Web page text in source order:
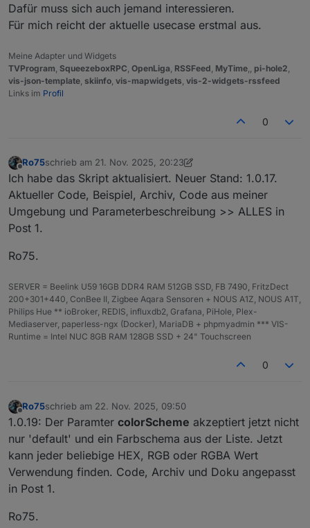
Dafür muss sich auch jemand interessieren.
Für mich reicht der aktuelle usecase erstmal aus.
Meine Adapter und Widgets
TVProgram SqueezeboxRPC OpenLiga RSSFeed MyTime pi-hole2
vis-json-template skiinfo vis-mapwidgets vis-2-widgets-rssfeed
Links im Profil
0
Offline
Ro75schrieb am 21. Nov. 2025, 20:23
zuletzt editiert von Ro75
Ich habe das Skript aktualisiert. Neuer Stand: 1.0.17.
Aktueller Code, Beispiel, Archiv, Code aus meiner
Umgebung und Parameterbeschreibung >> ALLES in
Post 1.
Ro75.
SERVER = Beelink U59 16GB DDR4 RAM 512GB SSD, FB 7490, FritzDect
200+301+440, ConBee II, Zigbee Aqara Sensoren + NOUS A1Z, NOUS A1T,
Philips Hue ** ioBroker, REDIS, influxdb2, Grafana, PiHole, Plex-
Mediaserver, paperless-ngx (Docker), MariaDB + phpmyadmin *** VIS-
Runtime = Intel NUC 8GB RAM 128GB SSD + 24" Touchscreen
0
Offline
Ro75schrieb am 22. Nov. 2025, 09:50
zuletzt editiert von
1.0.19: Der Paramter colorScheme akzeptiert jetzt nicht
nur 'default' und ein Farbschema aus der Liste. Jetzt
kann jeder beliebige HEX, RGB oder RGBA Wert
Verwendung finden. Code, Archiv und Doku angepasst
in Post 1.
Ro75.